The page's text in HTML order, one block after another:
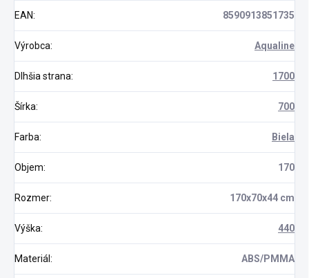
EAN: 8590913851735
Výrobca: Aqualine
Dlhšia strana: 1700
Šírka: 700
Farba: Biela
Objem: 170
Rozmer: 170x70x44 cm
Výška: 440
Materiál : ABS/PMMA